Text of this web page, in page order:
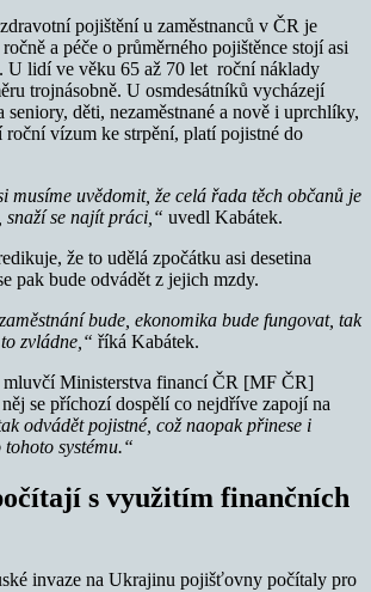
pojištění u zaměstnanců v ČR je
a péče o průměrného pojištěnce stojí asi
U lidí ve věku 65 až 70 let roční náklady
trojnásobně. U osmdesátníků vycházejí
seniory, děti, nezaměstnané a nově i uprchlíky,
roční vízum ke strpění, platí pojistné do
musíme uvědomit, že celá řada těch občanů je
snaží se najít práci,“ uvedl Kabátek.
že to udělá zpočátku asi desetina
pak bude odvádět z jejich mzdy.
bude, ekonomika bude fungovat, tak
zvládne,“ říká Kabátek.
mluvčí Ministerstva financí ČR [MF ČR]
se příchozí dospělí co nejdříve zapojí na
odvádět pojistné, což naopak přinese i
systému.“
s využitím finančních
invaze na Ukrajinu pojišťovny počítaly pro